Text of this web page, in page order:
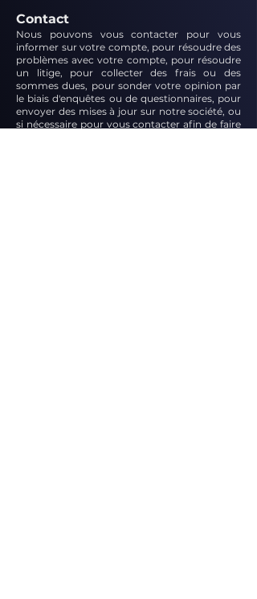
Contact
Nous pouvons vous contacter pour vous
informer sur votre compte, pour résoudre des
problèmes avec votre compte, pour résoudre
un litige, pour collecter des frais ou des
sommes dues, pour sonder votre opinion par
le biais d'enquêtes ou de questionnaires, pour
envoyer des mises à jour sur notre société, ou
si nécessaire pour vous contacter afin de faire